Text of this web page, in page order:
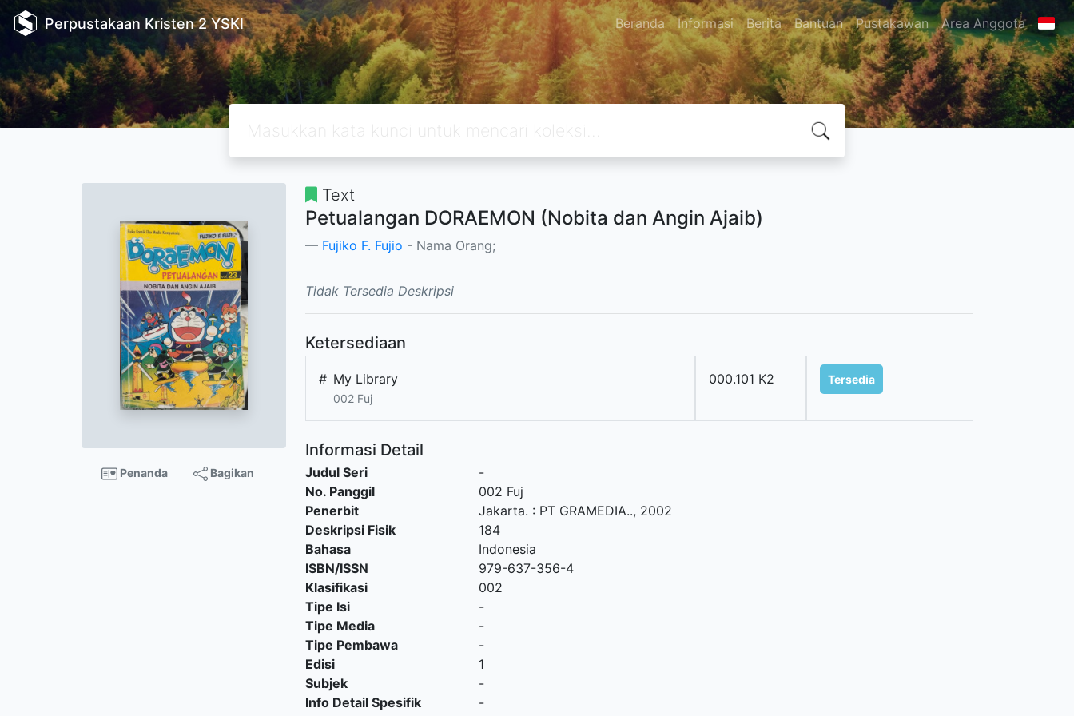
Perpustakaan Kristen 2 YSKI Beranda Informasi Berita Bantuan Pustakawan Area Anggota
Penanda Bagikan
Text
Petualangan DORAEMON (Nobita dan Angin Ajaib)
Fujiko F. Fujio - Nama Orang;
Tidak Tersedia Deskripsi
Ketersediaan
# My Library
002 Fuj
000.101 K2 Tersedia
Informasi Detail
Judul Seri
-
No. Panggil
002 Fuj
Penerbit
Jakarta. : PT GRAMEDIA.., 2002
Deskripsi Fisik
184
Bahasa
Indonesia
ISBN/ISSN
979-637-356-4
Klasifikasi
002
Tipe Isi
-
Tipe Media
-
Tipe Pembawa
-
Edisi
1
Subjek
-
Info Detail Spesifik
-